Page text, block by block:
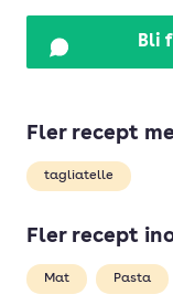
Bli
Fler recept
tagliatelle
Fler recept
Mat Pasta